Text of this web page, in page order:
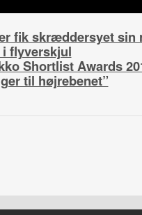
fik skræddersyet sin
i flyverskjul
Shortlist Awards
til højrebenet”